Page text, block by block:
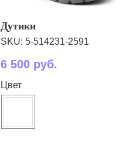
Дутики
SKU: 5-514231-2591
6 500 руб.
Цвет